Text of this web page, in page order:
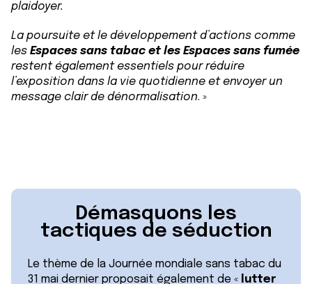
plaidoyer.
La poursuite et le développement d’actions comme
les Espaces sans tabac et les Espaces sans fumée
restent également essentiels pour réduire
l’exposition dans la vie quotidienne et envoyer un
message clair de dénormalisation. »
Démasquons les
tactiques de séduction
Le thème de la Journée mondiale sans tabac du
31 mai dernier proposait également de « lutter